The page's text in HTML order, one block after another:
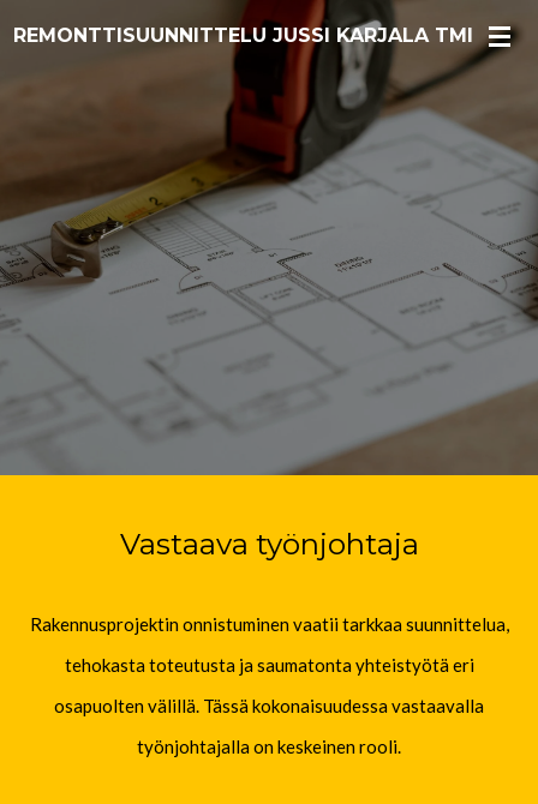
Siirry
REMONTTISUUNNITTELU JUSSI KARJALA TMI
Vastaava työnjohtaja
Rakennusprojektin onnistuminen vaatii tarkkaa suunnittelua,
tehokasta toteutusta ja saumatonta yhteistyötä eri
osapuolten välillä. Tässä kokonaisuudessa vastaavalla
työnjohtajalla on keskeinen rooli.